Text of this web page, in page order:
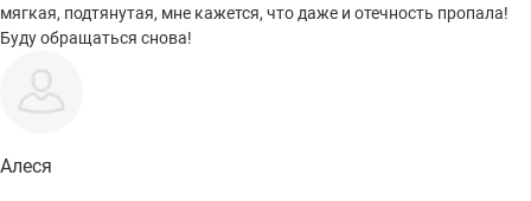
мягкая, подтянутая, мне кажется, что даже и отечность пропала!
Буду обращаться снова!
Алеся